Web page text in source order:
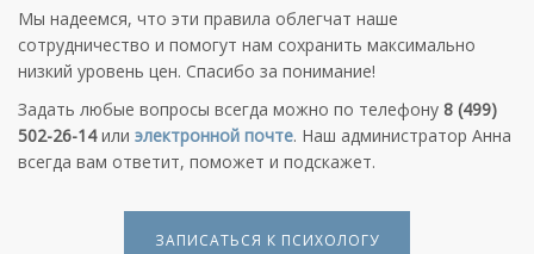
Мы надеемся, что эти правила облегчат наше
сотрудничество и помогут нам сохранить максимально
низкий уровень цен. Спасибо за понимание!
Задать любые вопросы всегда можно по телефону 8 (499)
502-26-14или электронной почте. Наш администратор Анна
всегда вам ответит, поможет и подскажет.
ЗАПИСАТЬСЯ К ПСИХОЛОГУ